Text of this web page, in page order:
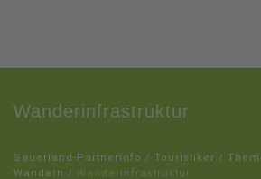
Wanderinfrastruktur
Sauerland-Partnerinfo / Touristiker /
Wandern / Wanderinfrastruktur